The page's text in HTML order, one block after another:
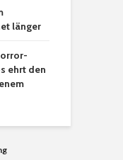
länger
ehrt den